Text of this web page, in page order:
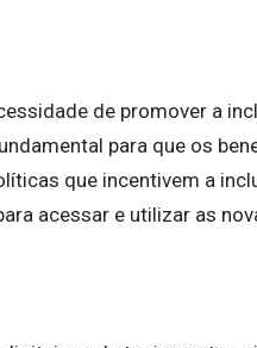
de promover a
para que os
que incentivem a
acessar e utilizar as